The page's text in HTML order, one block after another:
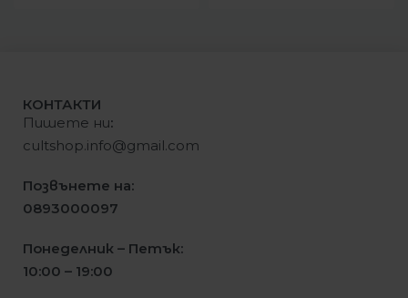
КОНТАКТИ
Пишете ни:
cultshop.info@gmail.com
Позвънете на:
0893000097
Понеделник – Петък:
10:00 – 19:00